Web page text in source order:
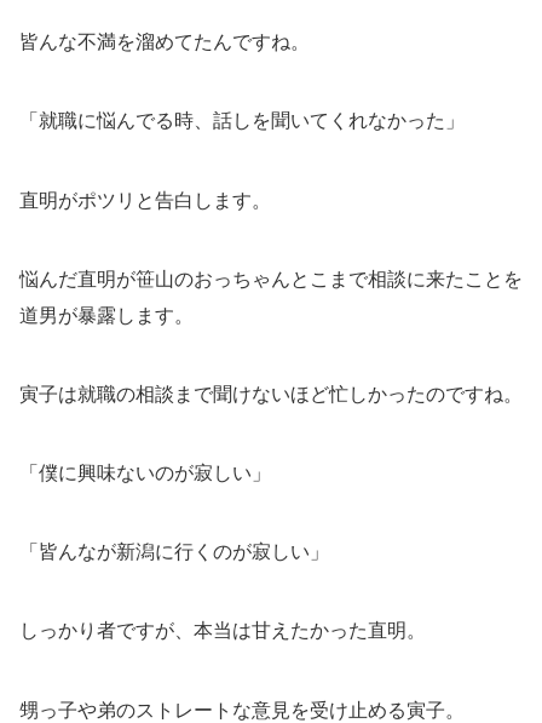
皆んな不満を溜めてたんですね。
「就職に悩んでる時、話しを聞いてくれなかった」
直明がポツリと告白します。
悩んだ直明が笹山のおっちゃんとこまで相談に来たことを
道男が暴露します。
寅子は就職の相談まで聞けないほど忙しかったのですね。
「僕に興味ないのが寂しい」
「皆んなが新潟に行くのが寂しい」
しっかり者ですが、本当は甘えたかった直明。
甥っ子や弟のストレートな意見を受け止める寅子。